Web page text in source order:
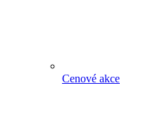
Cenové akce